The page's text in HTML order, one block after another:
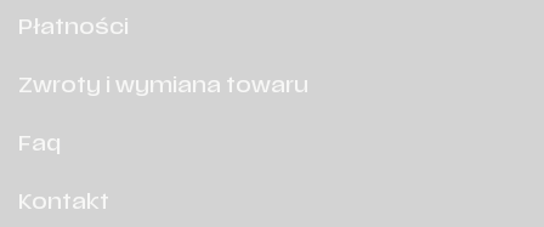
Płatności
Zwroty i wymiana towaru
Faq
Kontakt